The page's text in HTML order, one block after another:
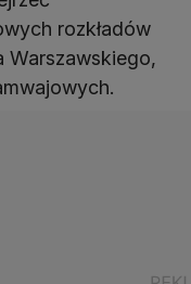
rozkładów
Warszawskiego,